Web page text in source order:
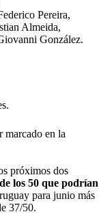
Pereira,
Almeida,
González.
próximos dos
los 50 que podrían
para junio más
37/50.